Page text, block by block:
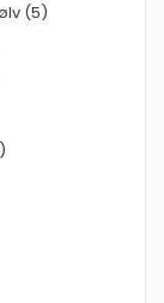
(5)